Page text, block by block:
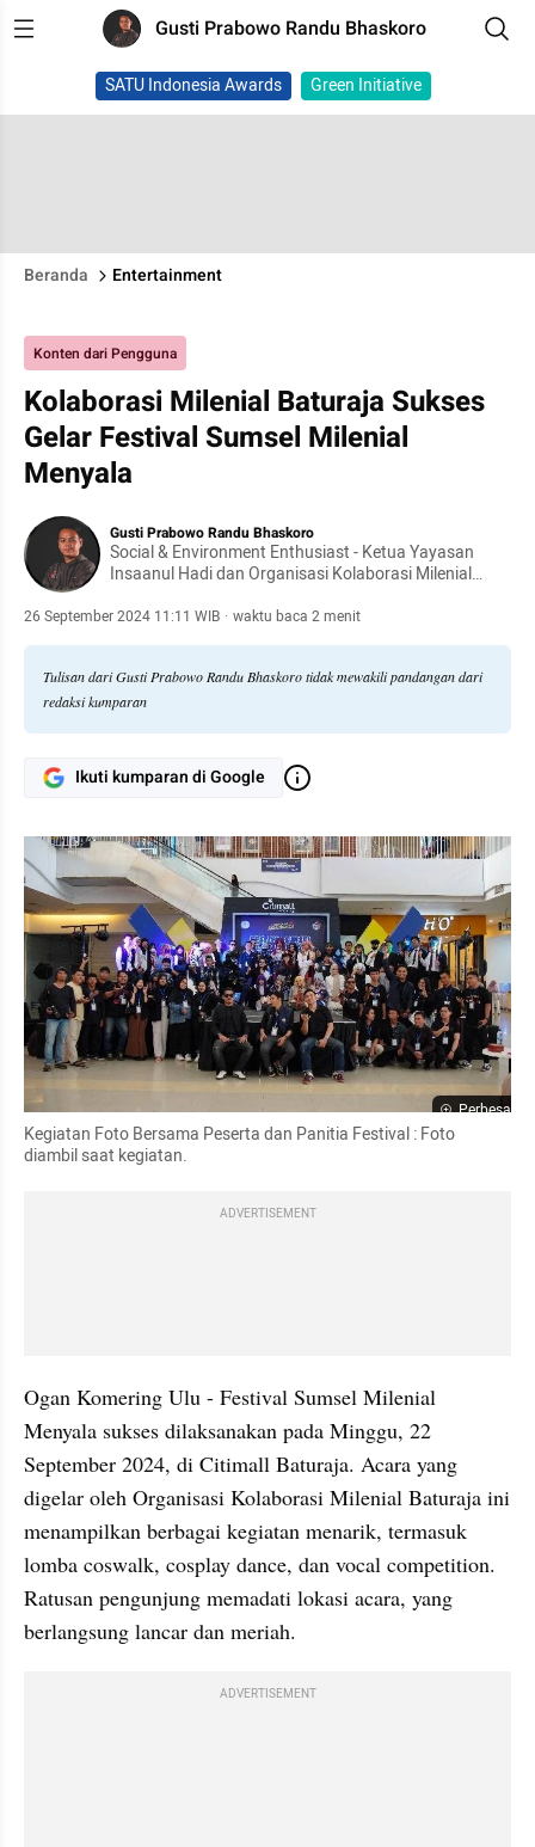
Gusti Prabowo Randu Bhaskoro
SATU Indonesia Awards Green Initiative
Beranda Entertainment
Konten dari Pengguna
Kolaborasi Milenial Baturaja Sukses
Gelar Festival Sumsel Milenial
Menyala
Gusti Prabowo Randu Bhaskoro
Social & Environment Enthusiast - Ketua Yayasan
Insaanul Hadi dan Organisasi Kolaborasi Milenial
26 September 2024 11:11 WIB · waktu baca 2 menit
Tulisan dari Gusti Prabowo Randu Bhaskoro tidak mewakili pandangan dari
redaksi kumparan
Ikuti kumparan di Google
Perbesar
Kegiatan Foto Bersama Peserta dan Panitia Festival : Foto
diambil saat kegiatan.
ADVERTISEMENT
Ogan Komering Ulu - Festival Sumsel Milenial
Menyala sukses dilaksanakan pada Minggu, 22
September 2024, di Citimall Baturaja. Acara yang
digelar oleh Organisasi Kolaborasi Milenial Baturaja ini
menampilkan berbagai kegiatan menarik, termasuk
lomba coswalk, cosplay dance, dan vocal competition.
Ratusan pengunjung memadati lokasi acara, yang
berlangsung lancar dan meriah.
ADVERTISEMENT